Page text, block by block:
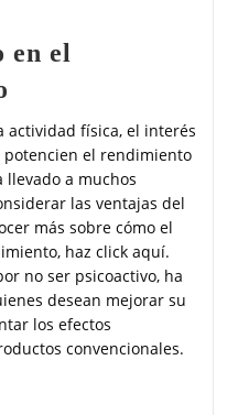
en el
actividad física, el interés
el rendimiento
llevado a muchos
las ventajas del
más sobre cómo el
haz click aquí.
no ser psicoactivo, ha
desean mejorar su
los efectos
convencionales.